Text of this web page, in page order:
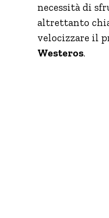
necessità di
altrettanto
velocizzare il
Westeros.